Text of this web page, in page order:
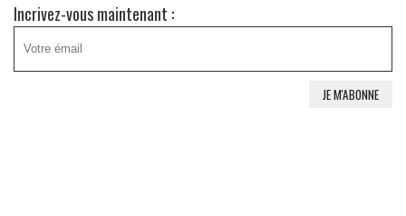
Incrivez-vous maintenant :